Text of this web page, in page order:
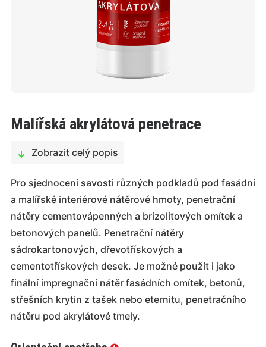
Malířská akrylátová penetrace
Zobrazit celý popis
Pro sjednocení savosti různých podkladů pod fasádní
a malířské interiérové nátěrové hmoty, penetrační
nátěry cementovápenných a brizolitových omítek a
betonových panelů. Penetrační nátěry
sádrokartonových, dřevotřískových a
cementotřískových desek. Je možné použít i jako
finální impregnační nátěr fasádních omítek, betonů,
střešních krytin z tašek nebo eternitu, penetračního
nátěru pod akrylátové tmely.